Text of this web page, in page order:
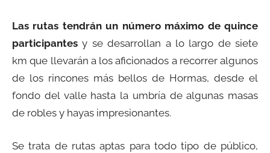
Las rutas tendrán un número máximo de quince
participantes y se desarrollan a lo largo de siete
km que llevarán a los aficionados a recorrer algunos
de los rincones más bellos de Hormas, desde el
fondo del valle hasta la umbría de algunas masas
de robles y hayas impresionantes.
Se trata de rutas aptas para todo tipo de público,